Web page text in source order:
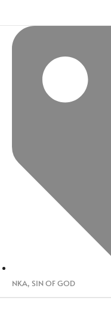
NKA, SIN OF GOD